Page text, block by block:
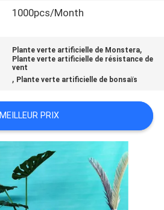
1000pcs/Month
Plante verte artificielle de Monstera,
Plante verte artificielle de résistance de
vent
, Plante verte artificielle de bonsaïs
MEILLEUR PRIX